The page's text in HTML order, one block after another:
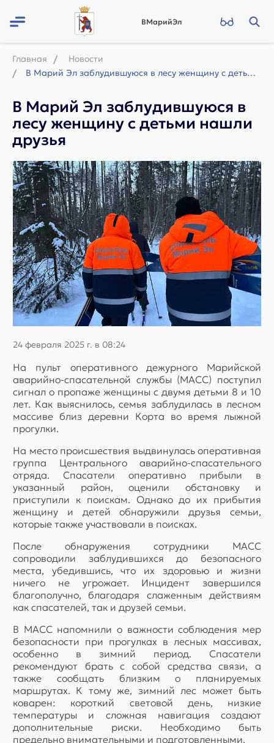
ВМарийЭл
Главная
Новости
В Марий Эл заблудившуюся в лесу женщину с детьми нашли друзья
В Марий Эл заблудившуюся в
лесу женщину с детьми нашли
друзья
24 февраля 2025 г. в 08:24
На пульт оперативного дежурного Марийской
аварийно-спасательной службы (МАСС) поступил
сигнал о пропаже женщины с двумя детьми 8 и 10
лет. Как выяснилось, семья заблудилась в лесном
массиве близ деревни Корта во время лыжной
прогулки.
На место происшествия выдвинулась оперативная
группа Центрального аварийно-спасательного
отряда. Спасатели оперативно прибыли в
указанный район, оценили обстановку и
приступили к поискам. Однако до их прибытия
женщину и детей обнаружили друзья семьи,
которые также участвовали в поисках.
После обнаружения сотрудники МАСС
сопроводили заблудившихся до безопасного
места, убедившись, что их здоровью и жизни
ничего не угрожает. Инцидент завершился
благополучно, благодаря слаженным действиям
как спасателей, так и друзей семьи.
В МАСС напомнили о важности соблюдения мер
безопасности при прогулках в лесных массивах,
особенно в зимний период. Спасатели
рекомендуют брать с собой средства связи, а
также сообщать близким о планируемых
маршрутах. К тому же, зимний лес может быть
коварен: короткий световой день, низкие
температуры и сложная навигация создают
дополнительные риски. Необходимо быть
предельно внимательными и подготовленными.